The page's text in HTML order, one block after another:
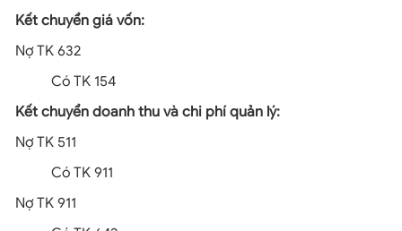
Kết chuyển giá vốn:
Nợ TK 632
Có TK 154
Kết chuyển doanh thu và chi phí quản lý:
Nợ TK 511
Có TK 911
Nợ TK 911